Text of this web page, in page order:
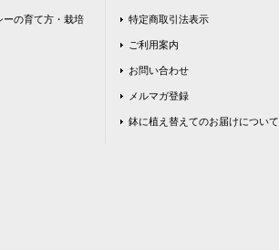
ーの育て方・栽培
特定商取引法表示
ご利用案内
お問い合わせ
メルマガ登録
鉢に植え替えてのお届けについて